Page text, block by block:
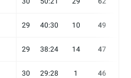
29 40:30 10 49
29 38:24 14 47
30 29:28 1 46